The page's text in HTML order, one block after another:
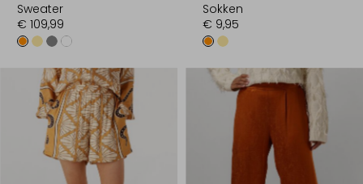
Sweater
€ 109,99
Sokken
€ 9,95